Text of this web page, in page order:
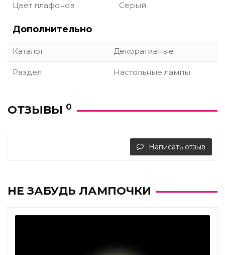
Цвет плафонов Серый
Дополнительно
Каталог Декоративные
Раздел Настольные лампы
ОТЗЫВЫ 0
Написать отзыв
НЕ ЗАБУДЬ ЛАМПОЧКИ